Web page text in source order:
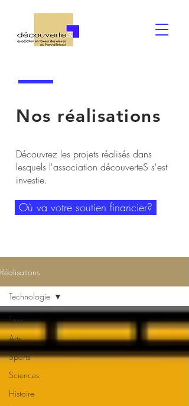
Nos réalisations
Découvrez les projets réalisés dans
lesquels l'association découverteS s'est
investie.
Où va votre soutien financier?
Réalisations
Tous
Arts
Sports
Sciences
Histoire
Technologie